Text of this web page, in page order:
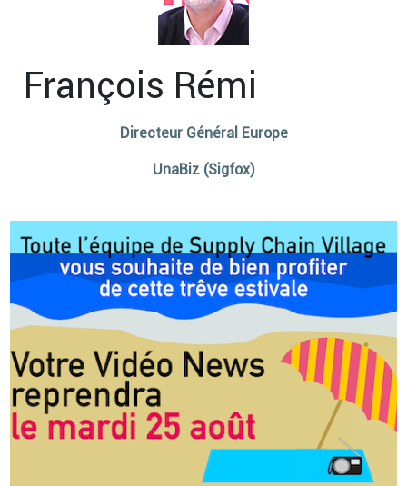
François Rémi
Directeur Général Europe
UnaBiz (Sigfox)